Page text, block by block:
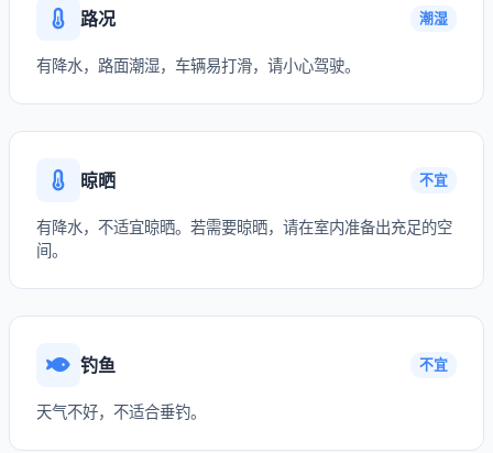
路况 潮湿
有降水，路面潮湿，车辆易打滑，请小心驾驶。
晾晒 不宜
有降水，不适宜晾晒。若需要晾晒，请在室内准备出充足的空
间。
钓鱼 不宜
天气不好，不适合垂钓。